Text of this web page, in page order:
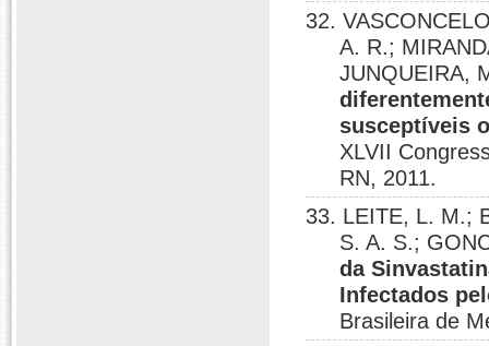
32.
A. R.;
JUNQUEIRA,
susceptíveis
XLVII
RN, 2011.
33. LEITE, L. M.;
S. A. S.;
da
Infectados
Brasileira de